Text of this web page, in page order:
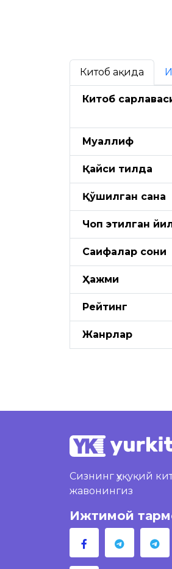
Китоб ҳақида
Китоб
Муаллиф
Қайси тилда
Қўшилган сана
Чоп этилган
Саҳифалар сони
Ҳажми
Рейтинг
Жанрлар
Сизнинг ҳуқуқий
жавонингиз
Ижтимой